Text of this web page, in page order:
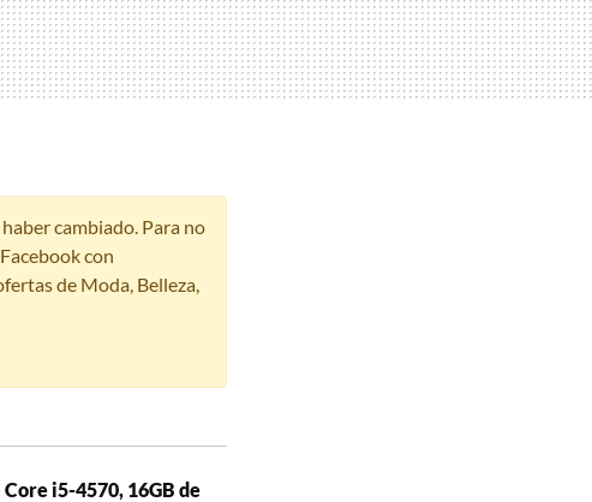
cambiado. Para no
con
de Moda, Belleza,
i5-4570, 16GB de